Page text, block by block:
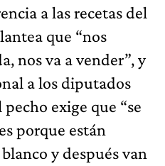
a las recetas del
que “nos
nos va a vender”, y
a los diputados
exige que “se
porque están
y después van